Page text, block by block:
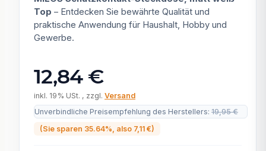
Top – Entdecken Sie bewährte Qualität und
praktische Anwendung für Haushalt, Hobby und
Gewerbe.
12,84 €
inkl. 19% USt. , zzgl. Versand
Unverbindliche Preisempfehlung des Herstellers: 19,95 €
(Sie sparen 35.64% , also 7,11 €)